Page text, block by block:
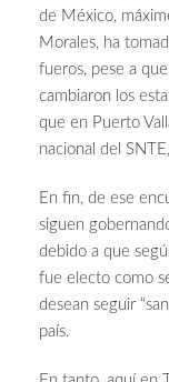
de México,
Morales, ha
fueros, pese a
cambiaron los
que en Puerto
nacional del
En fin, de ese
siguen
debido a que
fue electo como
desean seguir
país.